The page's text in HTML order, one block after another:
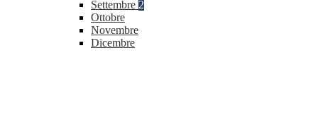
Settembre 2
Ottobre
Novembre
Dicembre